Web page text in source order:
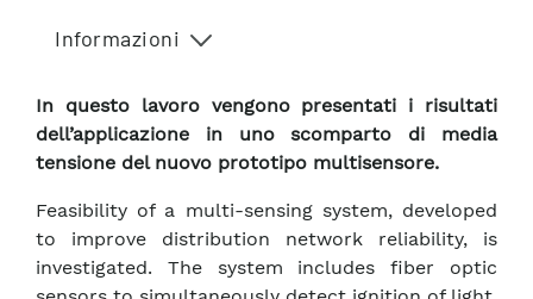
Informazioni
In questo lavoro vengono presentati i risultati
dell’applicazione in uno scomparto di media
tensione del nuovo prototipo multisensore.
Feasibility of a multi-sensing system, developed
to improve distribution network reliability, is
investigated. The system includes fiber optic